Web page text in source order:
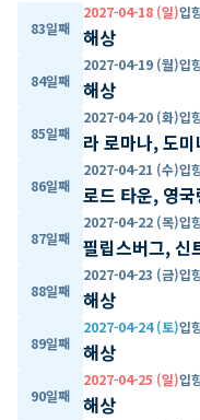
83일째
2027-04-18 (일)입
해상
84일째
2027-04-19 (월)입
해상
85일째
2027-04-20 (화)입
라 로마나, 도
86일째
2027-04-21 (수)입
로드 타운, 영
87일째
2027-04-22 (목)입
필립스버그, 신
88일째
2027-04-23 (금)입
해상
89일째
2027-04-24 (토)입
해상
90일째
2027-04-25 (일)입
해상